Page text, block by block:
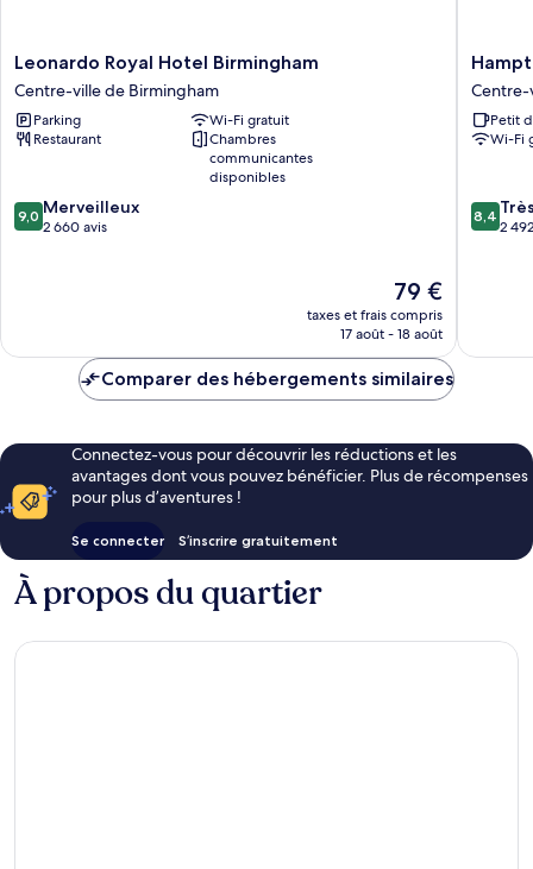
Leonardo
Royal
Hotel
Birmingham
Centre-
Birmingham
Leonardo Royal Hotel Birmingham
Centre-ville de Birmingham
Parking
Wi-Fi gratuit
Restaurant
Chambres
communicantes
disponibles
9.0
sur
9,0 Merveilleux
2 660 avis
Le
nouveau
prix
de
79 €
taxes et frais compris
17 août - 18 août
by
Hilton
Broad
ville
de
Centre-
Petit
Wi-Fi
8.4
sur
8,4
2
Comparer des hébergements similaires
Connectez-vous pour découvrir les réductions et les
avantages dont vous pouvez bénéficier. Plus de récompenses
pour plus d’aventures !
Se connecter S’inscrire gratuitement
À propos du quartier